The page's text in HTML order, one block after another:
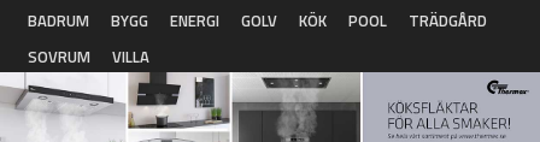
Hoppa till huvudinnehåll
BADRUM BYGG ENERGI GOLV KÖK POOL
TRÄDGÅRD
SOVRUM
VILLA